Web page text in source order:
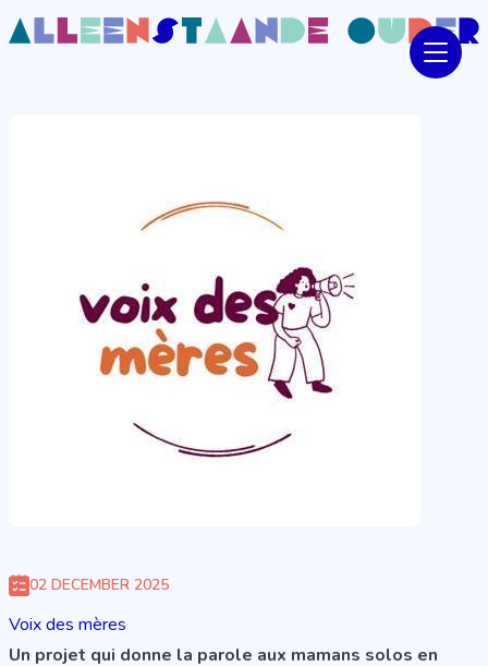
02 DECEMBER 2025
Voix des mères
Un projet qui donne la parole aux mamans solos en